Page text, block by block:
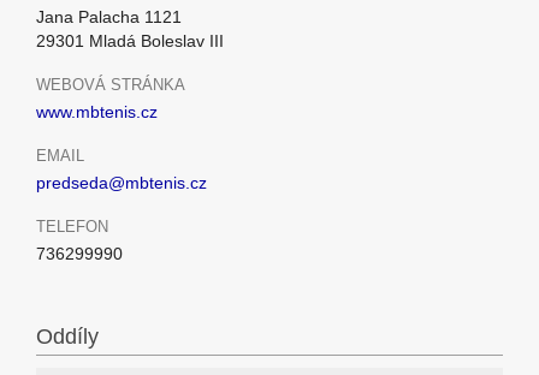
Jana Palacha 1121
29301 Mladá Boleslav III
WEBOVÁ STRÁNKA
www.mbtenis.cz
EMAIL
predseda@mbtenis.cz
TELEFON
736299990
Oddíly